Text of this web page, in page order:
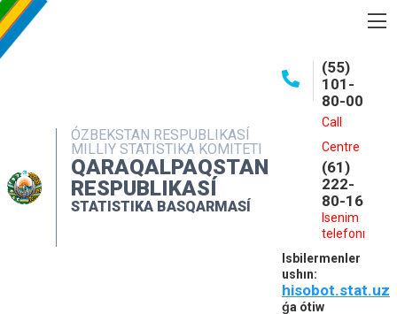
ÓZBEKSTAN RESPUBLIKASÍ
MILLIY STATISTIKA KOMITETI
QARAQALPAQSTAN
RESPUBLIKASÍ
STATISTIKA BASQARMASÍ
(55)
101-
80-00
Call
Centre
(61)
222-
80-16
Isenim
telefonı
Isbilermenler
ushın:
hisobot.stat.uz
ǵa ótiw
INTERAKTIV XIZMETLER
MÁLIMLEME XIZMETI
MÚRÁJAATLAR